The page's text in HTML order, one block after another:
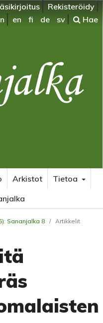
Rekisteröidy
en fi de sv Hae
Arkistot
Tietoa
Sananjalka 8 / Artikkelit